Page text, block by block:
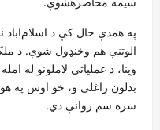
په همدې حال کې د
الوتنې هم وځنډول شوې. د
وینا، د عملیاتي لاملونو له
بدلون راغلی و، خو اوس په
سره سم روانې دي.